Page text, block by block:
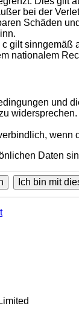
bei der
Schäden
gilt
nationalem
und
wenn
Daten